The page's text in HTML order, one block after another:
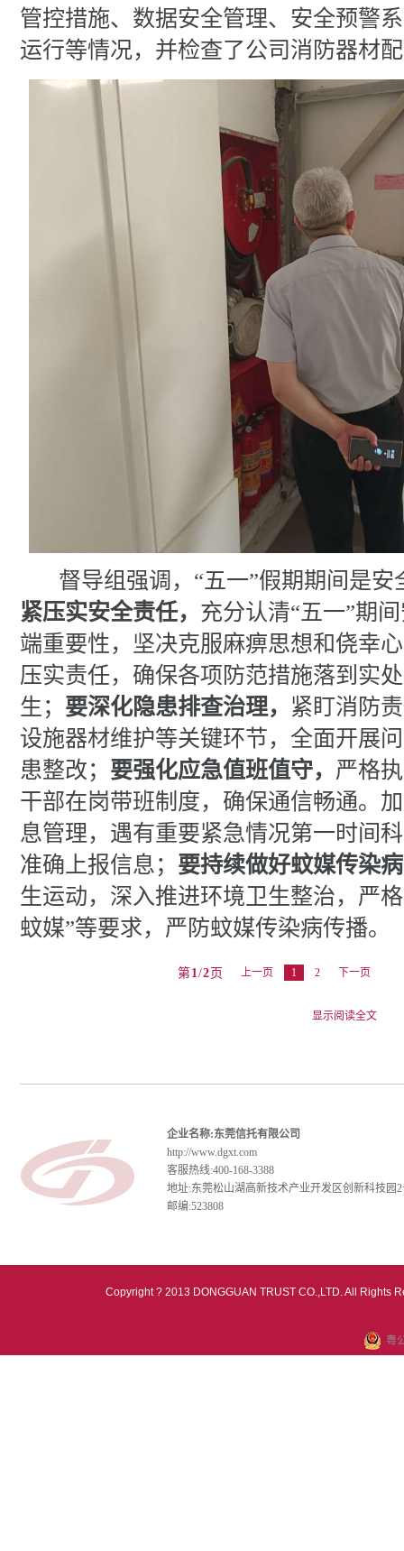
管控措施、数据安全管理、安全预警
运行等情况，并检查了公司消防器材
督导组强调， “五一”假期期间是
紧压实安全责任， 充分认清“五一”期
端重要性，坚决克服麻痹思想和侥幸
压实责任，确保各项防范措施落到实
生； 要深化隐患排查治理， 紧盯消防
设施器材维护等关键环节，全面开展
患整改； 要强化应急值班值守， 严格
干部在岗带班制度，确保通信畅通。
息管理，遇有重要紧急情况第一时间
准确上报信息； 要持续做好蚊媒传染
生运动，深入推进环境卫生整治，严
蚊媒”等要求，严防蚊媒传染病传播。
第 1/2 页 上一页 1 2 下一页
企业名称:东莞信托有限公司
http://www.dgxt.com
客服热线:400-168-3388
地址:东莞松山湖高新技术产业开发区创新科技园
邮编:523808
Copyright ? 2013 DONGGUAN TRUST CO.,LTD. All Rights
粤